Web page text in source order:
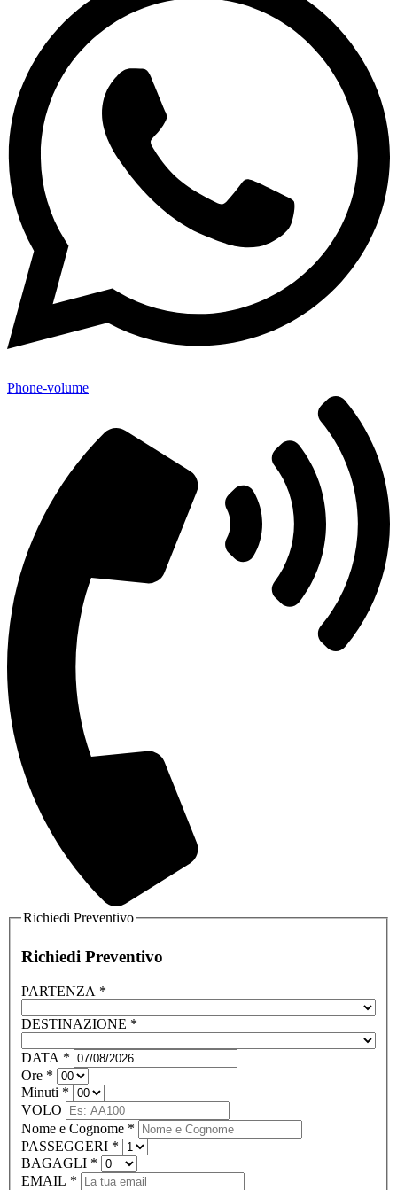
Phone-volume
Richiedi Preventivo
Richiedi Preventivo
PARTENZA *
DESTINAZIONE *
DATA *
Ore *
Minuti *
VOLO
Nome e Cognome *
PASSEGGERI *
BAGAGLI *
EMAIL *